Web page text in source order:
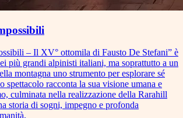
– Il XV° ottomila di Fausto De Stefani” è
più grandi alpinisti italiani, ma soprattutto a un
montagna uno strumento per esplorare sé
spettacolo racconta la sua visione umana e
culminata nella realizzazione della Rarahill
storia di sogni, impegno e profonda